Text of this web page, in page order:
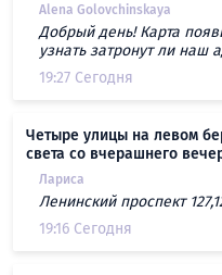
Alena Golovchinskaya
Добрый день! Карта
узнать затронут ли наш
19:27 Сегодня
Четыре улицы на левом
света со вчерашнего
Лариса
Ленинский проспект
19:16 Сегодня